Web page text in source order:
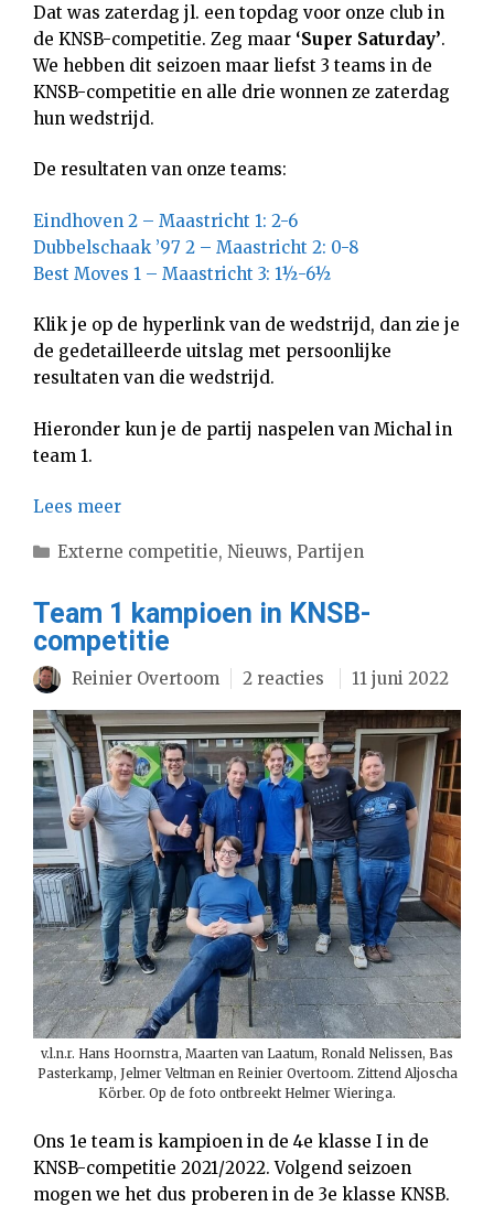
Dat was zaterdag jl. een topdag voor onze club in
de KNSB-competitie. Zeg maar ‘Super Saturday’.
We hebben dit seizoen maar liefst 3 teams in de
KNSB-competitie en alle drie wonnen ze zaterdag
hun wedstrijd.
De resultaten van onze teams:
Eindhoven 2 – Maastricht 1: 2-6
Dubbelschaak ’97 2 – Maastricht 2: 0-8
Best Moves 1 – Maastricht 3: 1½-6½
Klik je op de hyperlink van de wedstrijd, dan zie je
de gedetailleerde uitslag met persoonlijke
resultaten van die wedstrijd.
Hieronder kun je de partij naspelen van Michal in
team 1.
Lees meer
Categorieën
Externe competitie, Nieuws, Partijen
Team 1 kampioen in KNSB-
competitie
Reinier Overtoom 2 reacties 11 juni 2022
v.l.n.r. Hans Hoornstra, Maarten van Laatum, Ronald Nelissen, Bas
Pasterkamp, Jelmer Veltman en Reinier Overtoom. Zittend Aljoscha
Körber. Op de foto ontbreekt Helmer Wieringa.
Ons 1e team is kampioen in de 4e klasse I in de
KNSB-competitie 2021/2022. Volgend seizoen
mogen we het dus proberen in de 3e klasse KNSB.